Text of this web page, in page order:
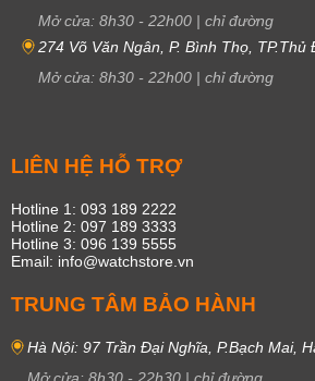
Mở cửa: 8h30 - 22h00 | chỉ đường
274 Võ Văn Ngân, P. Bình Thọ, TP.Thủ
Mở cửa: 8h30 - 22h00 | chỉ đường
LIÊN HỆ HỖ TRỢ
Hotline 1: 093 189 2222
Hotline 2: 097 189 3333
Hotline 3: 096 139 5555
Email: info@watchstore.vn
TRUNG TÂM BẢO HÀNH
Hà Nội: 97 Trần Đại Nghĩa, P.Bạch Mai,